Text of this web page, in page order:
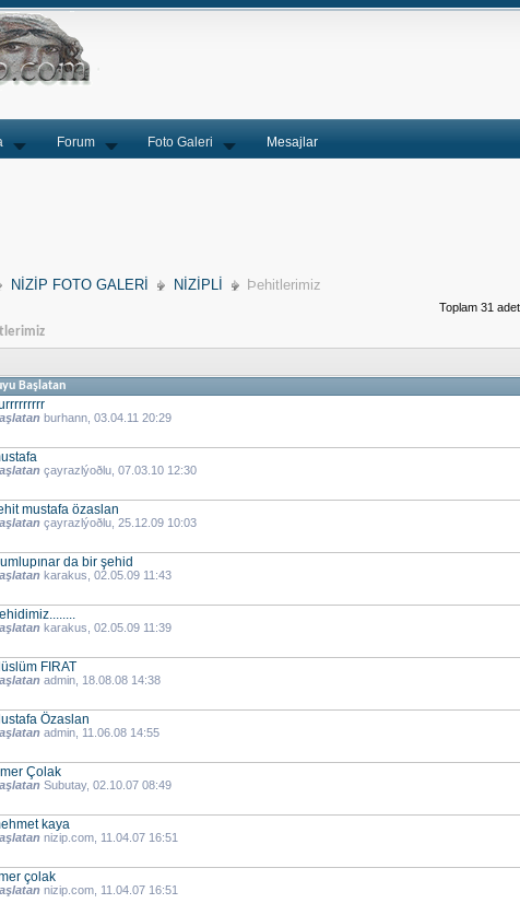
Forum Foto Galeri Mesajlar
NİZİP FOTO GALERİ NİZİPLİ Þehitlerimiz
Toplam 31
Başlatan
burhann, 03.04.11 20:29
çayrazlýoðlu, 07.03.10 12:30
mustafa özaslan
çayrazlýoðlu, 25.12.09 10:03
da bir şehid
karakus, 02.05.09 11:43
karakus, 02.05.09 11:39
FIRAT
admin, 18.08.08 14:38
Özaslan
admin, 11.06.08 14:55
Çolak
Subutay, 02.10.07 08:49
kaya
nizip.com, 11.04.07 16:51
çolak
nizip.com, 11.04.07 16:51